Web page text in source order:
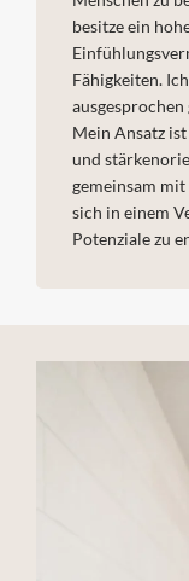
besitze ein
Fähigkeiten.
ausgesprochen
Mein Ansatz
und
gemeinsam
sich in einem
Potenziale zu